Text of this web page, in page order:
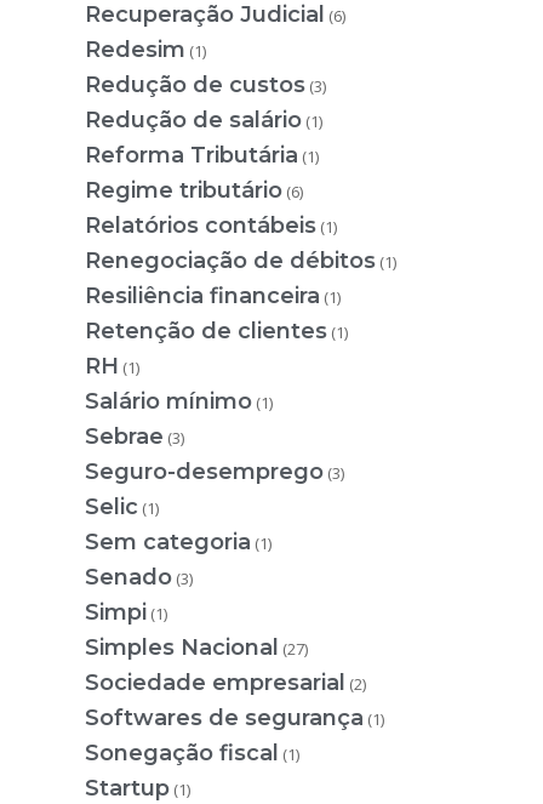
Recuperação Judicial (6)
Redesim (1)
Redução de custos (3)
Redução de salário (1)
Reforma Tributária (1)
Regime tributário (6)
Relatórios contábeis (1)
Renegociação de débitos (1)
Resiliência financeira (1)
Retenção de clientes (1)
RH (1)
Salário mínimo (1)
Sebrae (3)
Seguro-desemprego (3)
Selic (1)
Sem categoria (1)
Senado (3)
Simpi (1)
Simples Nacional (27)
Sociedade empresarial (2)
Softwares de segurança (1)
Sonegação fiscal (1)
Startup (1)